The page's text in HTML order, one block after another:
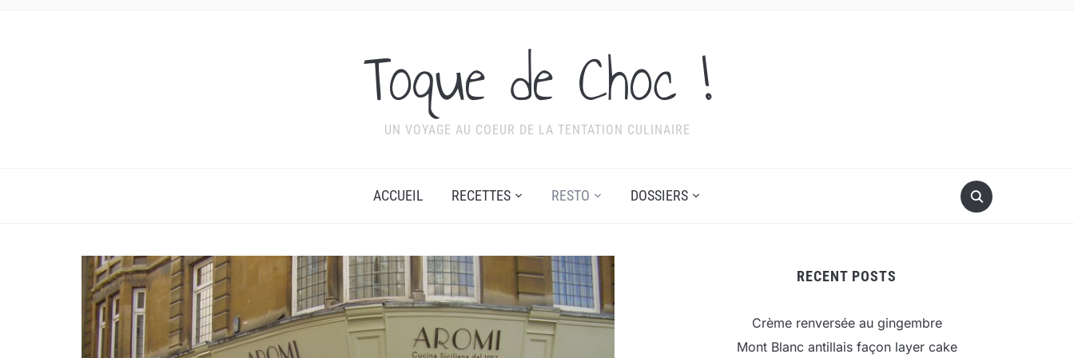
Toque de Choc !
UN VOYAGE AU COEUR DE LA TENTATION CULINAIRE
ACCUEIL RECETTES RESTO DOSSIERS
RECENT POSTS
Crème renversée au gingembre
Mont Blanc antillais façon layer cake